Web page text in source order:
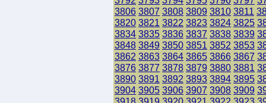
3806 3807 3808 3809 3810 3811
3820 3821 3822 3823 3824 3825
3834 3835 3836 3837 3838 3839
3848 3849 3850 3851 3852 3853
3862 3863 3864 3865 3866 3867
3876 3877 3878 3879 3880 3881
3890 3891 3892 3893 3894 3895
3904 3905 3906 3907 3908 3909